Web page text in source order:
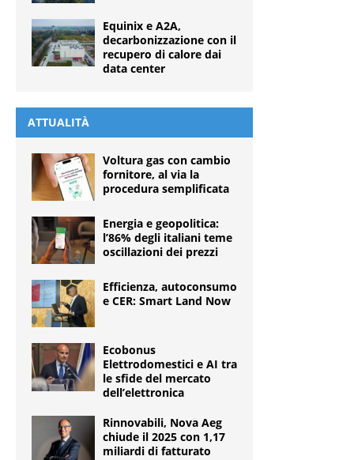
Equinix e A2A,
decarbonizzazione con il
recupero di calore dai
data center
ATTUALITÀ
Voltura gas con cambio
fornitore, al via la
procedura semplificata
Energia e geopolitica:
l’86% degli italiani teme
oscillazioni dei prezzi
Efficienza, autoconsumo
e CER: Smart Land Now
Ecobonus
Elettrodomestici e AI tra
le sfide del mercato
dell’elettronica
Rinnovabili, Nova Aeg
chiude il 2025 con 1,17
miliardi di fatturato